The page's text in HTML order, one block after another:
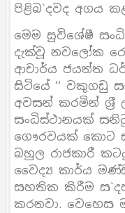
පිළිබ`දවද අගය
මෙම සුවිශේෂී
දැක්වූ නවලෝක
ආචාර්ය ජයන්ත
සිටියේ ‘‘ වකුගඩු
අවසන් කරමින් ශ‍්‍රී
සංධිස්ථානයක්
ගෞරවයක් කොට
බහුල රාජකාරී
වෛද්‍ය කාර්ය
සහතික කිරීම
කරනවා. වෙහෙස